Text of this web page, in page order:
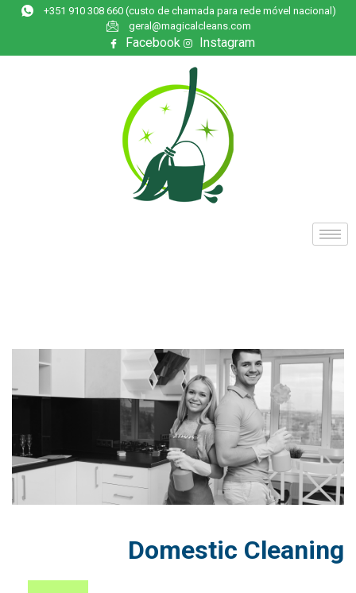
+351 910 308 660 (custo de chamada para rede móvel nacional)
geral@magicalcleans.com
Facebook Instagram
Domestic Cleaning